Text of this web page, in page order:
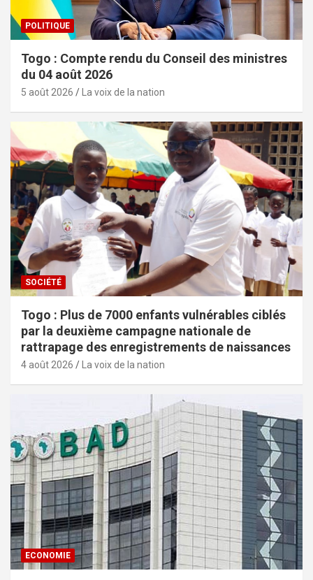
POLITIQUE
Togo : Compte rendu du Conseil des ministres
du 04 août 2026
5 août 2026 La voix de la nation
SOCIÉTÉ
Togo : Plus de 7000 enfants vulnérables ciblés
par la deuxième campagne nationale de
rattrapage des enregistrements de naissances
4 août 2026 La voix de la nation
ECONOMIE